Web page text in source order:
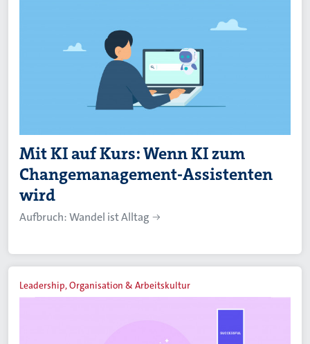
Mit KI auf Kurs: Wenn KI zum
Changemanagement-Assistenten
wird
Aufbruch: Wandel ist Alltag
Leadership, Organisation & Arbeitskultur